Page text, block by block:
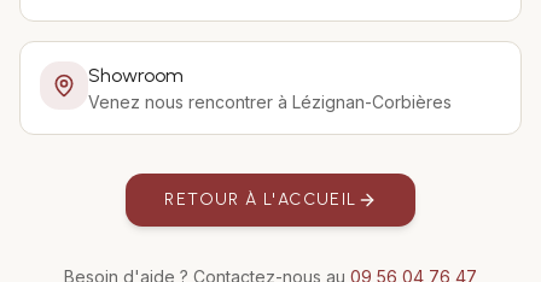
Showroom
Venez nous rencontrer à Lézignan-Corbières
RETOUR À L'ACCUEIL
Besoin d'aide ? Contactez-nous au 09 56 04 76 47